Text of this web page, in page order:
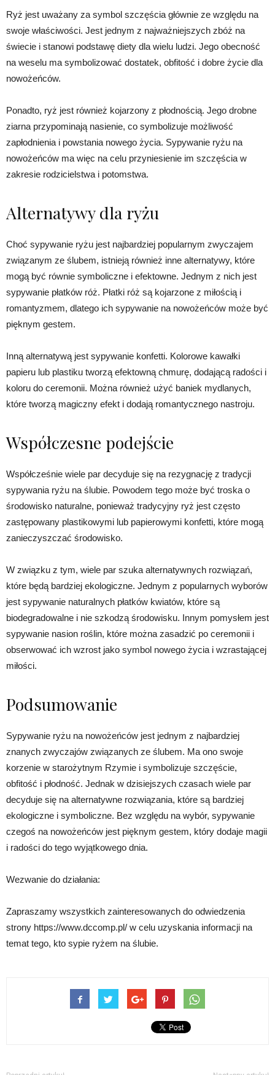
Ryż jest uważany za symbol szczęścia głównie ze względu na
swoje właściwości. Jest jednym z najważniejszych zbóż na
świecie i stanowi podstawę diety dla wielu ludzi. Jego obecność
na weselu ma symbolizować dostatek, obfitość i dobre życie dla
nowożeńców.
Ponadto, ryż jest również kojarzony z płodnością. Jego drobne
ziarna przypominają nasienie, co symbolizuje możliwość
zapłodnienia i powstania nowego życia. Sypywanie ryżu na
nowożeńców ma więc na celu przyniesienie im szczęścia w
zakresie rodzicielstwa i potomstwa.
Alternatywy dla ryżu
Choć sypywanie ryżu jest najbardziej popularnym zwyczajem
związanym ze ślubem, istnieją również inne alternatywy, które
mogą być równie symboliczne i efektowne. Jednym z nich jest
sypywanie płatków róż. Płatki róż są kojarzone z miłością i
romantyzmem, dlatego ich sypywanie na nowożeńców może być
pięknym gestem.
Inną alternatywą jest sypywanie konfetti. Kolorowe kawałki
papieru lub plastiku tworzą efektowną chmurę, dodającą radości i
koloru do ceremonii. Można również użyć baniek mydlanych,
które tworzą magiczny efekt i dodają romantycznego nastroju.
Współczesne podejście
Współcześnie wiele par decyduje się na rezygnację z tradycji
sypywania ryżu na ślubie. Powodem tego może być troska o
środowisko naturalne, ponieważ tradycyjny ryż jest często
zastępowany plastikowymi lub papierowymi konfetti, które mogą
zanieczyszczać środowisko.
W związku z tym, wiele par szuka alternatywnych rozwiązań,
które będą bardziej ekologiczne. Jednym z popularnych wyborów
jest sypywanie naturalnych płatków kwiatów, które są
biodegradowalne i nie szkodzą środowisku. Innym pomysłem jest
sypywanie nasion roślin, które można zasadzić po ceremonii i
obserwować ich wzrost jako symbol nowego życia i wzrastającej
miłości.
Podsumowanie
Sypywanie ryżu na nowożeńców jest jednym z najbardziej
znanych zwyczajów związanych ze ślubem. Ma ono swoje
korzenie w starożytnym Rzymie i symbolizuje szczęście,
obfitość i płodność. Jednak w dzisiejszych czasach wiele par
decyduje się na alternatywne rozwiązania, które są bardziej
ekologiczne i symboliczne. Bez względu na wybór, sypywanie
czegoś na nowożeńców jest pięknym gestem, który dodaje magii
i radości do tego wyjątkowego dnia.
Wezwanie do działania:
Zapraszamy wszystkich zainteresowanych do odwiedzenia
strony https://www.dccomp.pl/ w celu uzyskania informacji na
temat tego, kto sypie ryżem na ślubie.